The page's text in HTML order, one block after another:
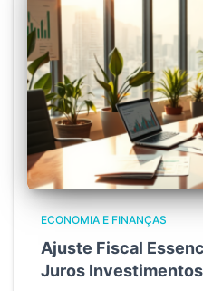
ECONOMIA E FINANÇAS
Ajuste Fiscal
Juros Investimentos